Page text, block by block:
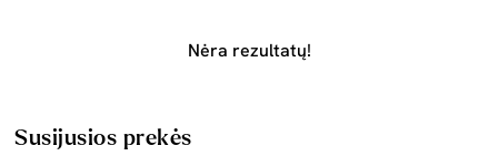
Nėra rezultatų!
Susijusios prekės